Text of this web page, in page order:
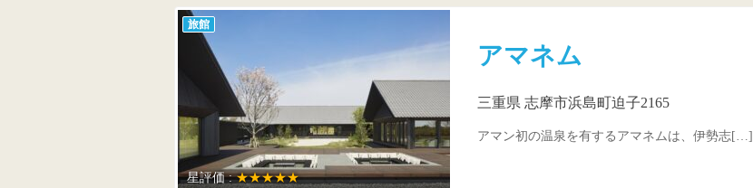
旅館
星評価 :★★★★★
アマネム
三重県 志摩市浜島町迫子2165
アマン初の温泉を有するアマネムは、伊勢志[…]